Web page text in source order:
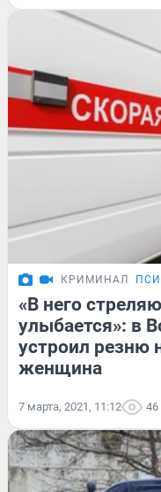
КРИМИНАЛ
«В него
улыбается»: в
устроил резню
женщина
7 марта, 2021, 11:12 46